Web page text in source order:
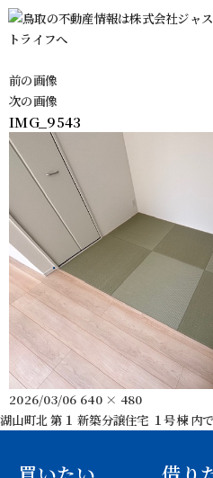
コ
ツ
へ
ス
前の画像
次の画像
IMG_9543
投
稿
2026/03/06 フ
ル
640 × 480
投
湖山町北 第１ 新築分譲住宅 １号棟 内